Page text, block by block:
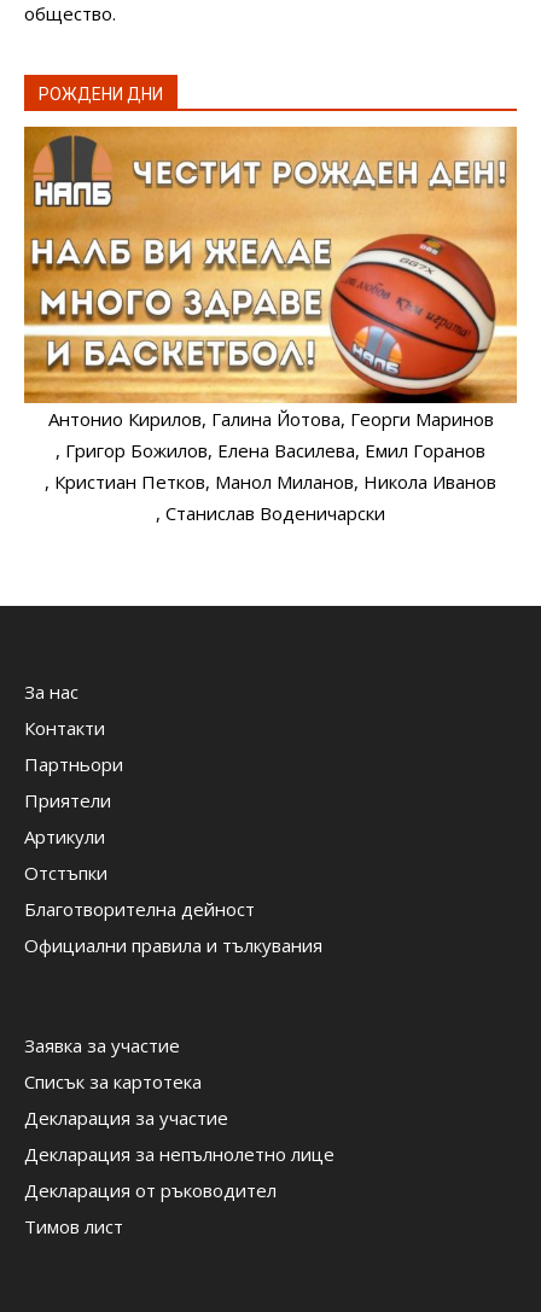
общество.
РОЖДЕНИ ДНИ
Антонио Кирилов, Галина Йотова, Георги Маринов
, Григор Божилов, Елена Василева, Емил Горанов
, Кристиан Петков, Манол Миланов, Никола Иванов
, Станислав Воденичарски
За нас
Контакти
Партньори
Приятели
Артикули
Отстъпки
Благотворителна дейност
Официални правила и тълкувания
Заявка за участие
Списък за картотека
Декларация за участие
Декларация за непълнолетно лице
Декларация от ръководител
Тимов лист